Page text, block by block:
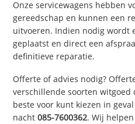
Onze servicewagens hebben
gereedschap en kunnen een
uitvoeren. Indien nodig wordt
geplaatst en direct een
definitieve reparatie.
Offerte of advies nodig?
verschillende soorten
beste voor kunt kiezen in
nacht085-7600362. Wij